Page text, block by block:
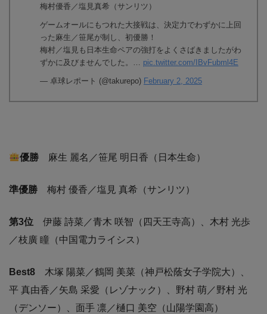
梅村優香／塩見真希（サンリツ）
ゲームオールにもつれた大接戦は、決定力でわずかに上回
った麻生／笹尾が制し、初優勝！
梅村／塩見も日本生命ペアの強打をよくさばきましたがわ
ずかに及びませんでした。… pic.twitter.com/IBvFubml4E
— 卓球レポート (@takurepo) February 2, 2025
優勝 麻生 麗名／笹尾 明日香（⽇本⽣命）
準優勝 梅村 優香／塩見 真希（サンリツ）
第3位 伊藤 詩菜／青木 咲智（四天王寺高）、木村 光歩
／枝廣 瞳（中国電力ライシス）
Best8 木塚 陽菜／鶴岡 美菜（神戸松蔭女子学院大）、
平 真由⾹／⽮島 采愛（レゾナック）、野村 萌／野村 光
（デンソー）、面手 凛／樋口 美空（山陽学園高）